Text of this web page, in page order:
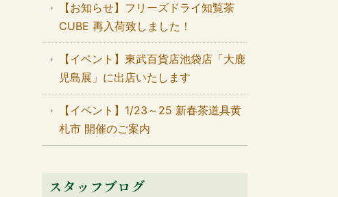
【お知らせ】フリーズドライ知覧茶
CUBE 再入荷致しました！
【イベント】東武百貨店池袋店「大鹿
児島展」に出店いたします
【イベント】1/23～25 新春茶道具黄
札市 開催のご案内
スタッフブログ